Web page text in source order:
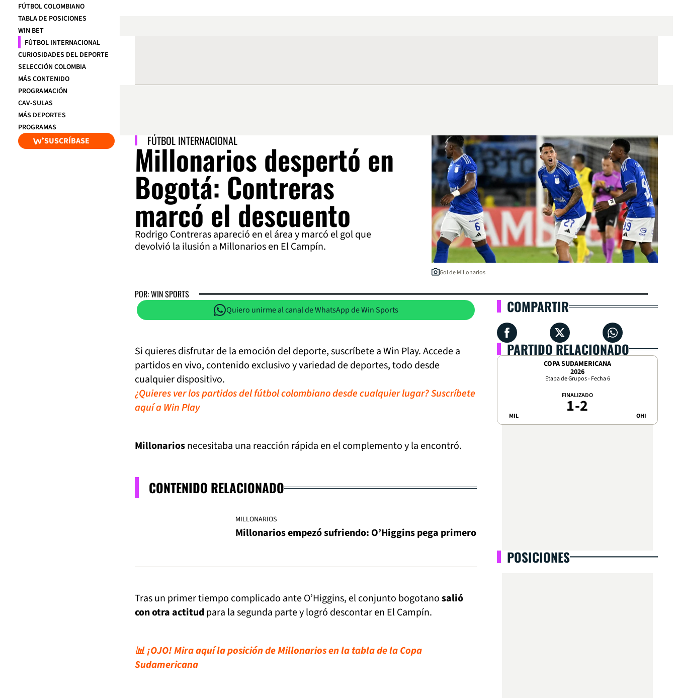
FÚTBOL COLOMBIANO
TABLA DE POSICIONES
WIN BET
FÚTBOL INTERNACIONAL
CURIOSIDADES DEL DEPORTE
SELECCIÓN COLOMBIA
MÁS CONTENIDO
PROGRAMACIÓN
CAV-SULAS
MÁS DEPORTES
PROGRAMAS
SUSCRÍBASE FÚTBOL INTERNACIONAL
Millonarios despertó en
Bogotá: Contreras
marcó el descuento
Rodrigo Contreras apareció en el área y marcó el gol que
devolvió la ilusión a Millonarios en El Campín.
Gol de Millonarios
POR: WIN SPORTS
Quiero unirme al canal de WhatsApp de Win Sports
Si quieres disfrutar de la emoción del deporte, suscríbete a Win Play. Accede a
partidos en vivo, contenido exclusivo y variedad de deportes, todo desde
cualquier dispositivo.
¿Quieres ver los partidos del fútbol colombiano desde cualquier lugar? Suscríbete
aquí a Win Play
Millonariosnecesitaba una reacción rápida en el complemento y la encontró.
CONTENIDO RELACIONADO
MILLONARIOS
Millonarios empezó sufriendo: O’Higgins pega primero
Tras un primer tiempo complicado ante O’Higgins, el conjunto bogotanosalió
con otra actitudpara la segunda parte y logró descontar en El Campín.
📊 ¡OJO! Mira aquí la posición de Millonarios en la tabla de la Copa
Sudamericana
COMPARTIR
PARTIDO RELACIONADO
COPA SUDAMERICANA
2026
Etapa de Grupos - Fecha 6
MIL
FINALIZADO
1-2 OHI
POSICIONES